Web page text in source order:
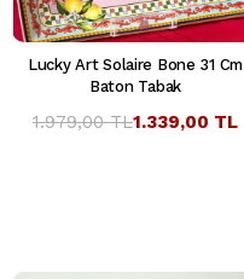
Lucky Art Solaire Bone 31 Cm
Baton Tabak
1.339,00 TL
1.979,00 TL